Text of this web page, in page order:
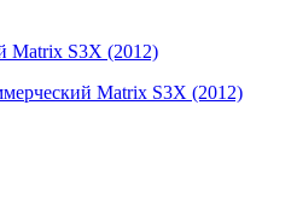
Matrix S3X (2012)